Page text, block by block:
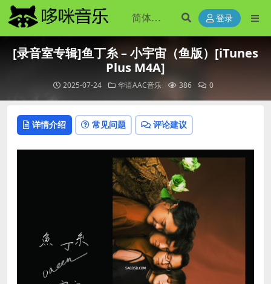
登录
[录音室专辑]鱼丁糸 – 小宇宙（鱼版）[iTunes
Plus M4A]
2025-07-24 华语AAC音乐 386 0
详情介绍 常见问题 评论建议